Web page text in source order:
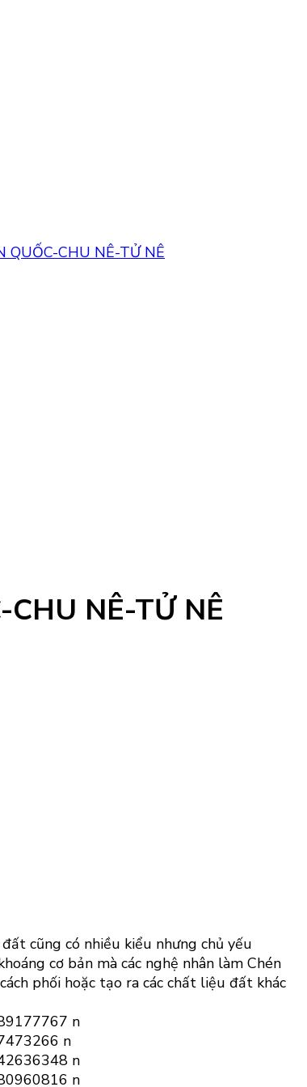
QUỐC-CHU NÊ-TỬ NÊ
NÊ-TỬ NÊ
cũng có nhiều kiểu nhưng chủ yếu
cơ bản mà các nghệ nhân làm Chén
phối hoặc tạo ra các chất liệu đất khác